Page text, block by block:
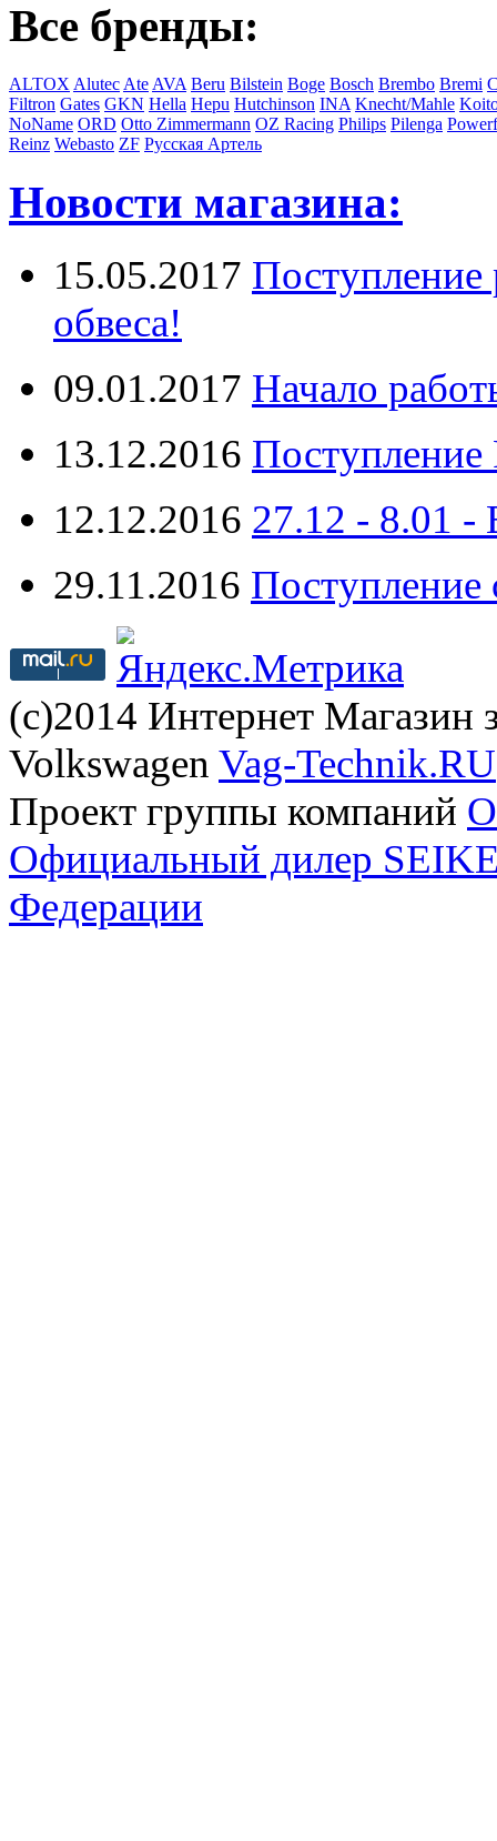
Все бренды:
ALTOX Alutec Ate AVA Beru Bilstein Boge Bosch Brembo Bremi
Filtron Gates GKN Hella Hepu Hutchinson INA Knecht/Mahle
NoName ORD Otto Zimmermann OZ Racing Philips Pilenga
Reinz Webasto ZF Русская Артель
Новости магазина:
15.05.2017 Поступление
обвеса!
09.01.2017 Начало
13.12.2016 Поступление
12.12.2016 27.12 -
29.11.2016 Поступление
(с)2014 Интернет Магазин
Volkswagen Vag-Technik.RU
Проект группы компаний
Официальный дилер
Федерации